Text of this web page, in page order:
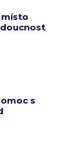
místo
s